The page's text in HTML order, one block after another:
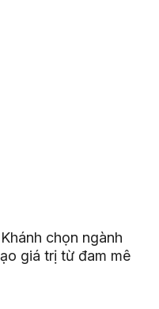
chọn ngành
giá trị từ đam mê